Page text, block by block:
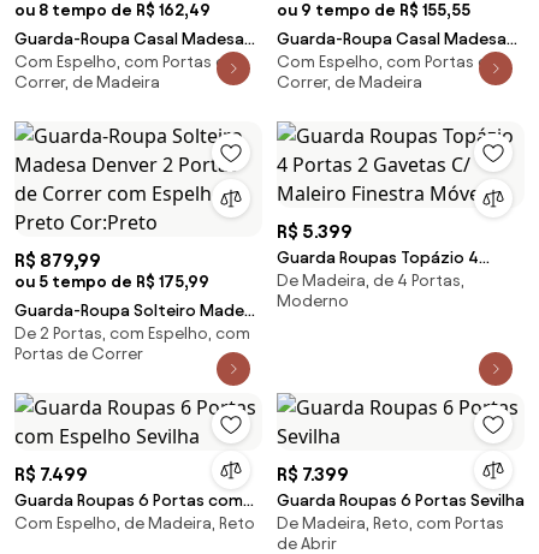
ou 8 tempo de R$ 162,49
Guarda-Roupa Casal Madesa
Reno 3 Portas de Correr com
Espelho Rustic/Branco
Com Espelho, com Portas de
Correr, de Madeira
ou 9 tempo de R$ 155,55
Guarda-Roupa Casal Madesa
Reno 3 Portas de Correr com
Espelho Rustic/Preto
Com Espelho, com Portas de
Correr, de Madeira
R$ 879,99
ou 5 tempo de R$ 175,99
Guarda-Roupa Solteiro Madesa
Denver 2 Portas de Correr com
Espelho Preto Cor:Preto
De 2 Portas, com Espelho, com
Portas de Correr
R$ 5.399
Guarda Roupas Topázio 4
Portas 2 Gavetas C/ Maleiro
Finestra Móveis
De Madeira, de 4 Portas,
Moderno
R$ 7.499
Guarda Roupas 6 Portas com
Espelho Sevilha
Com Espelho, de Madeira, Reto
R$ 7.399
Guarda Roupas 6 Portas Sevilha
De Madeira, Reto, com Portas
de Abrir